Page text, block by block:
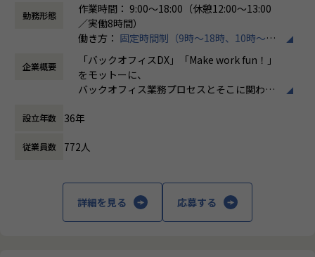
【プロジェクト内容※一例です※】
受注システム：要件定義からリリースまで約2年のプロジ
ェクトにおいて、開発期間は2ヵ月と短納期で完了
生成型AI ：プロセスマイニングを用いた野良AIの防止
【ローコード開発に携わったエンジニアの声】
そうなイメージが正直あったが、実際にやってみるとローコ
・API開発、オープンソースは今までできたことを効率的
より幅広い技術・知識の習得を楽しめる！（30代男性）
・開発工程を短縮することで、本当に必要な工程に時間を
大手銀行向け 基盤更改
h）、JP1​
その他、サーバーレスアーキテクチャでのデータ基盤構築
将来的には、インフラアーキテクトや上級インフラエンジニ
アなど、スペシャリストを目指して頂くことも可能です。
勤務形態
作業時間： 9:00～18:00（休憩12:00～13:00
／実働8時間）
働き方： 固定時間制（9時～18時、10時～19
時など）
時間外労働の有無： 有（月平均10時間）
休憩時間： 60分
企業概要
「バックオフィスDX」「Make work fun！」
をモットーに、
バックオフィス業務プロセスとそこに関わる
企業競争力を向上させることを使命としてい
チ開発やコンサルティングまで幅広いサービ
スを提供しています。クラウドERPやローコ
ード開発を柱とし、業務効率化やDX推進、経
設立年数 36年
従業員数 772人
詳細を見る 応募する